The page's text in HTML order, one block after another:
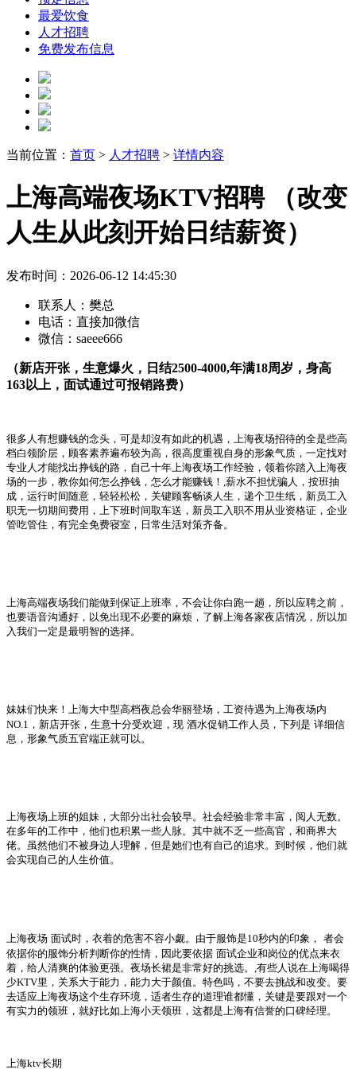
最爱饮食
人才招聘
免费发布信息
当前位置： 首页 > 人才招聘 > 详情内容
上海高端夜场KTV招聘 （改变
人生从此刻开始日结薪资）
发布时间：2026-06-12 14:45:30
联系人： 樊总
电话： 直接加微信
微信： saeee666
（新店开张，生意爆火，日结2500-4000,年满18周岁，身高
163以上，面试通过可报销路费）
很多人有想赚钱的念头，可是却沒有如此的机遇，上海夜场招待的全是些高
档白领阶层，顾客素养遍布较为高，很高度重视自身的形象气质，一定找对
专业人才能找出挣钱的路，自己十年上海夜场工作经验，领着你踏入上海夜
场的一步，教你如何怎么挣钱，怎么才能赚钱！ 薪水不担忧骗人，按班抽
成，运行时间随意，轻轻松松，关键顾客畅谈人生，递个卫生纸，新员工入
职无一切期间费用，上下班时间取车送，新员工入职不用从业资格证，企业
管吃管住，有完全免费寝室，日常生活对策齐备。
上海高端夜场我们能做到保证上班率，不会让你白跑一趟，所以应聘之前，
也要语音沟通好，以免出现不必要的麻烦，了解上海各家夜店情况，所以加
入我们一定是最明智的选择。
妹妹们快来！上海大中型高档夜总会华丽登场，工资待遇为上海夜场内
NO.1 ，新店开张，生意十分受欢迎，现 酒水促销工作人员，下列是 详细信
息，形象气质五官端正就可以。
上海夜场上班的姐妹，大部分出社会较早。社会经验非常丰富，阅人无数。
在多年的工作中，他们也积累一些人脉。其中就不乏一些高官，和商界大
佬。虽然他们不被身边人理解，但是她们也有自己的追求。到时候，他们就
会实现自己的人生价值。
上海夜场 面试时，衣着的危害不容小觑。由于服饰是10秒内的印象， 者会
依据你的服饰分析判断你的性情，因此要依据 面试企业和岗位的优点来衣
着，给人清爽的体验更强。夜场长裙是非常好的挑选。
有些人说在上海喝得
少KTV里，关系大于能力，能力大于颜值。特色吗，不要去挑战和改变。要
去适应上海夜场这个生存环境，适者生存的道理谁都懂，关键是要跟对一个
有实力的领班，就好比如上海小天领班，这都是上海有信誉的口碑经理。
上海ktv长期